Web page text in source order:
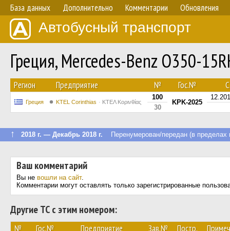
База данных Дополнительно Комментарии Обновления
Автобусный транспорт
Греция, Mercedes-Benz O350-
Регион Предприятие № Гос.№
Греция KTEL Corinthias ΚΤΕΛ Κορινθίας
100
KPK-2025
30
↑ 2018 г. — Декабрь 2018 г. Перенумерован/передан (в пределах
Ваш комментарий
Вы не вошли на сайт.
Комментарии могут оставлять только зарегистрированные
Другие ТС с этим номером:
№ Гос.№ Предприятие Зав.№ Постр.